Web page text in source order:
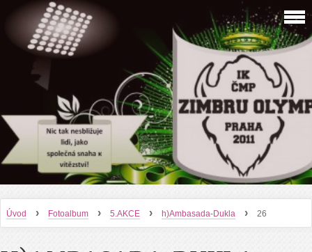
Úvod › Fotoalbum › 5.AKCE › h)Ambasada-Dukla › 26